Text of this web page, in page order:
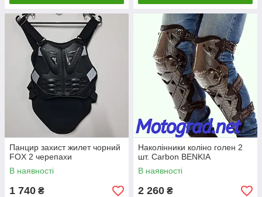
Панцир захист жилет чорний
FOX 2 черепахи
В наявності
1 740 ₴
Наколінники коліно голен 2
шт. Carbon BENKIA
В наявності
2 260 ₴